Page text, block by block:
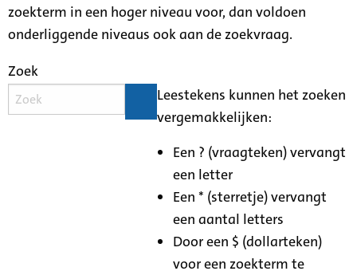
zoekterm in een hoger niveau voor, dan voldoen
onderliggende niveaus ook aan de zoekvraag.
Zoek
Leestekens kunnen het zoeken
vergemakkelijken:
Een ? (vraagteken) vervangt
een letter
Een * (sterretje) vervangt
een aantal letters
Door een $ (dollarteken)
voor een zoekterm te